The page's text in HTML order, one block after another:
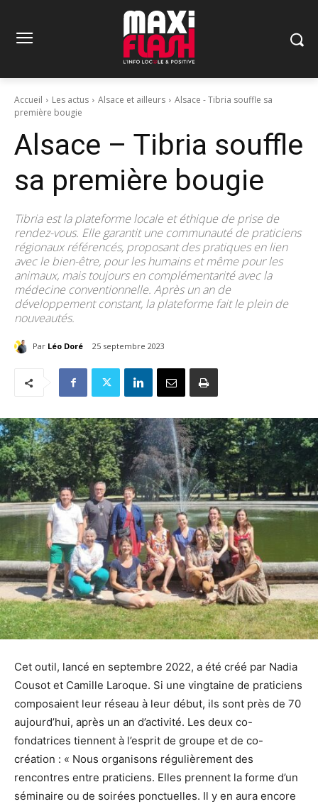
Accueil Les actus Alsace et ailleurs
Alsace - Tibria souffle sa
première bougie
Alsace – Tibria souffle
sa première bougie
Tibria est la plateforme locale et éthique de prise de
rendez-vous. Elle garantit une communauté de praticiens
régionaux référencés, proposant des pratiques en lien
avec le bien-être, pour les humains et même pour les
animaux, mais toujours en complémentarité avec la
médecine conventionnelle. Après un an de
développement constant, la plateforme fait le plein de
nouveautés.
Par Léo Doré 25 septembre 2023
Cet outil, lancé en septembre 2022, a été créé par Nadia
Cousot et Camille Laroque. Si une vingtaine de praticiens
composaient leur réseau à leur début, ils sont près de 70
aujourd’hui, après un an d’activité. Les deux co-
fondatrices tiennent à l’esprit de groupe et de co-
création : « Nous organisons régulièrement des
rencontres entre praticiens. Elles prennent la forme d’un
séminaire ou de soirées ponctuelles. Il y en aura encore